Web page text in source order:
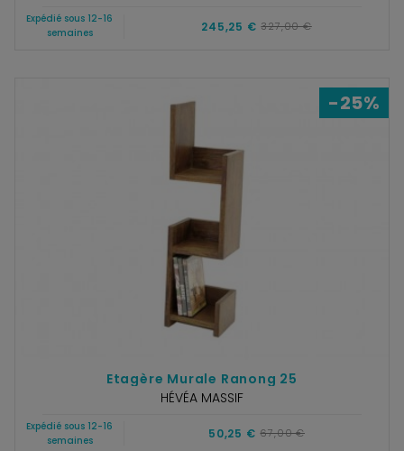
Expédié sous 12-16
semaines
245,25 € 327,00 €
-25%
Etagère Murale Ranong 25
HÉVÉA MASSIF
Expédié sous 12-16
semaines
50,25 € 67,00 €